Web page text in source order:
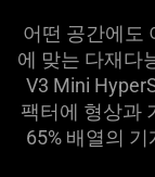
V3
Mini
어떤 공간에도
에 맞는 다재다
V3 Mini
팩터에 형상과
65% 배열의